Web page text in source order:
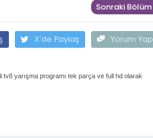
Sonraki Bölüm
X'de Paylaş Yorum Yap
yarışma programı tek parça ve full hd olarak